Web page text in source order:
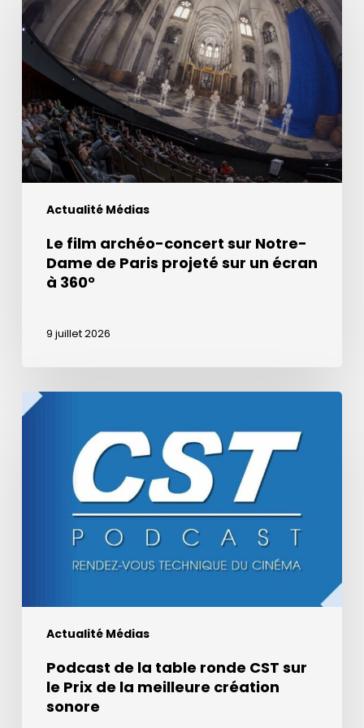
Actualité Médias
archéo-
concert
sur
Notre-
Dame
de
Paris
projeté
360°
Le film archéo-concert sur Notre-
Dame de Paris projeté sur un écran
à 360°
9 juillet 2026
Actualité Médias
Podcast
meilleure
sonorePodcast de la table ronde CST sur
le Prix de la meilleure création
sonore